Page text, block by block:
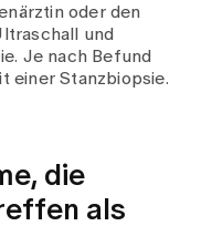
oder den
und
Je nach Befund
einer Stanzbiopsie.
die
als